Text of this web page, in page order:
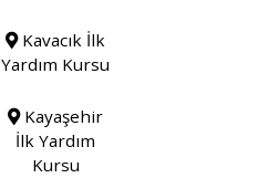
Kavacık İlk
Yardım Kursu
Kayaşehir
İlk Yardım
Kursu